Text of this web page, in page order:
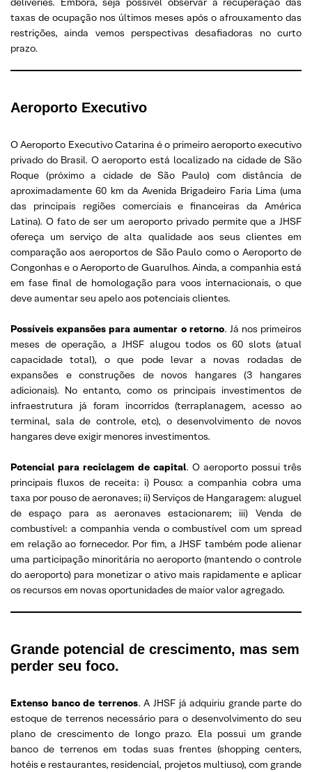
taxas de ocupação nos últimos meses após o afrouxamento das
restrições, ainda vemos perspectivas desafiadoras no curto
prazo.
Aeroporto Executivo
O Aeroporto Executivo Catarina é o primeiro aeroporto executivo
privado do Brasil. O aeroporto está localizado na cidade de São
Roque (próximo a cidade de São Paulo) com distância de
aproximadamente 60 km da Avenida Brigadeiro Faria Lima (uma
das principais regiões comerciais e financeiras da América
Latina). O fato de ser um aeroporto privado permite que a JHSF
ofereça um serviço de alta qualidade aos seus clientes em
comparação aos aeroportos de São Paulo como o Aeroporto de
Congonhas e o Aeroporto de Guarulhos. Ainda, a companhia está
em fase final de homologação para voos internacionais, o que
deve aumentar seu apelo aos potenciais clientes.
Possíveis expansões para aumentar o retorno. Já nos primeiros
meses de operação, a JHSF alugou todos os 60 slots (atual
capacidade total), o que pode levar a novas rodadas de
expansões e construções de novos hangares (3 hangares
adicionais). No entanto, como os principais investimentos de
infraestrutura já foram incorridos (terraplanagem, acesso ao
terminal, sala de controle, etc), o desenvolvimento de novos
hangares deve exigir menores investimentos.
Potencial para reciclagem de capital. O aeroporto possui três
principais fluxos de receita: i) Pouso: a companhia cobra uma
taxa por pouso de aeronaves; ii) Serviços de Hangaragem: aluguel
de espaço para as aeronaves estacionarem; iii) Venda de
combustível: a companhia venda o combustível com um spread
em relação ao fornecedor. Por fim, a JHSF também pode alienar
uma participação minoritária no aeroporto (mantendo o controle
do aeroporto) para monetizar o ativo mais rapidamente e aplicar
os recursos em novas oportunidades de maior valor agregado.
Grande potencial de crescimento, mas sem
perder seu foco.
Extenso banco de terrenos. A JHSF já adquiriu grande parte do
estoque de terrenos necessário para o desenvolvimento do seu
plano de crescimento de longo prazo. Ela possui um grande
banco de terrenos em todas suas frentes (shopping centers,
hotéis e restaurantes, residencial, projetos multiuso), com grande